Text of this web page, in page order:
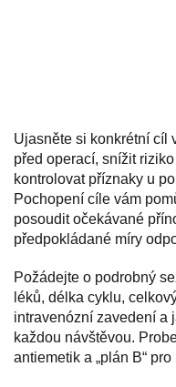
Ujasněte si konkrétní cíl
před operací, snížit
kontrolovat příznaky u
Pochopení cíle vám
posoudit očekávané
předpokládané míry
Požádejte o podrobný
léků, délka cyklu,
intravenózní zavedení a
každou návštěvou.
antiemetik a „plán B“